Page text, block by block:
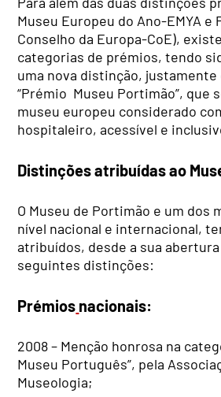
Museu Europeu do Ano-EMYA e
Conselho da Europa-CoE),
categorias de prémios, tendo
uma nova distinção, justamente
“Prémio Museu Portimão”, que
museu europeu considerado
hospitaleiro, acessível e
Distinções atribuídas ao
O Museu de Portimão e um dos
nível nacional e internacional,
atribuídos, desde a sua
seguintes distinções:
Prémios nacionais:
2008 – Menção honrosa na
Museu Português”, pela
Museologia;